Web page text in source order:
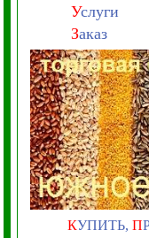
Услуги
Заказ
КУПИТЬ, П